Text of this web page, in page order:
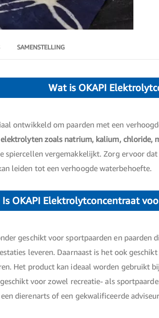
Wat is OKAPI
ontwikkeld om paarden met een
zoals natrium, kalium, chloride,
spiercellen vergemakkelijkt. Zorg ervoor
leiden tot een verhoogde waterbehoefte.
Is OKAPI Elektrolytconcentraat
geschikt voor sportpaarden en paarden
leveren. Daarnaast is het ook
Het product kan ideaal worden gebruikt
voor zowel recreatie- als
dierenarts of een gekwalificeerde
SAMENSTELLING